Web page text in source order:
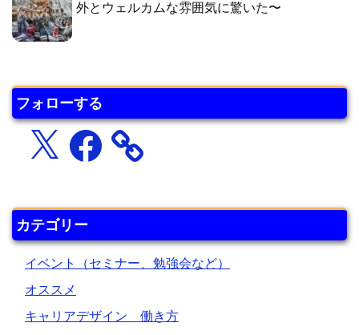
外とウェルカムな雰囲気に驚いた〜
フォローする
X Facebook
カテゴリー
イベント（セミナー、勉強会など）
オススメ
キャリアデザイン 働き方